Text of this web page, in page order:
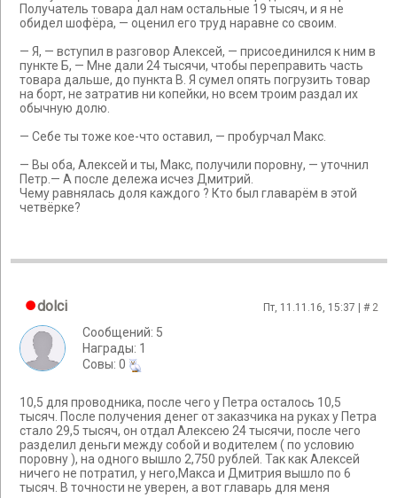
Получатель товара дал нам остальные 19 тысяч, и я не
обидел шофёра, — оценил его труд наравне со своим.
— Я, — вступил в разговор Алексей, — присоединился к ним в
пункте Б, — Мне дали 24 тысячи, чтобы переправить часть
товара дальше, до пункта В. Я сумел опять погрузить товар
на борт, не затратив ни копейки, но всем троим раздал их
обычную долю.
— Себе ты тоже кое-что оставил, — пробурчал Макс.
— Вы оба, Алексей и ты, Макс, получили поровну, — уточнил
Петр.— А после дележа исчез Дмитрий.
Чему равнялась доля каждого ? Кто был главарём в этой
четвёрке?
dolci Пт, 11.11.16, 15:37 | # 2
Сообщений: 5
Награды: 1
Cовы: 0
10,5 для проводника, после чего у Петра осталось 10,5
тысяч. После получения денег от заказчика на руках у Петра
стало 29,5 тысяч, он отдал Алексею 24 тысячи, после чего
разделил деньги между собой и водителем ( по условию
поровну ), на одного вышло 2,750 рублей. Так как Алексей
ничего не потратил, у него,Макса и Дмитрия вышло по 6
тысяч. В точности не уверен, а вот главарь для меня